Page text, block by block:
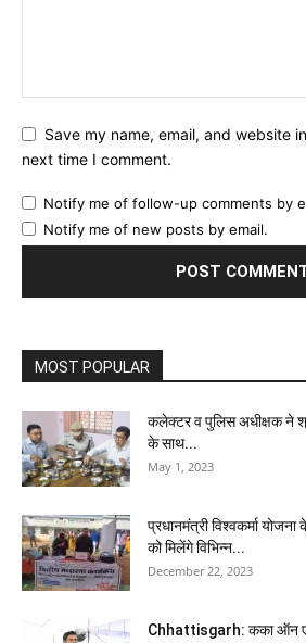
Save my name, email, and website
next time I comment.
Notify me of follow-up comments by
Notify me of new posts by email.
MOST POPULAR
कलेक्टर व पुलिस अधीक्षक ने
के साथ...
May 1, 2023
प्रधानमंत्री विश्वकर्मा
को मिलेंगे विभिन्न...
December 22, 2023
Chhattisgarh: कका ऑन